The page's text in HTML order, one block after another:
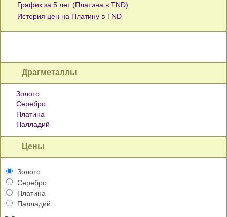
График за 5 лет (Платина в TND)
История цен на Платину в TND
Драгметаллы
Золото
Серебро
Платина
Палладий
Цены
Золото
Серебро
Платина
Палладий